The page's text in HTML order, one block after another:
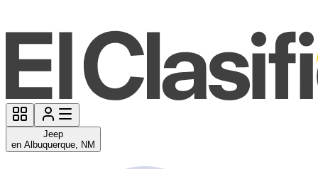
Jeep
en Albuquerque, NM